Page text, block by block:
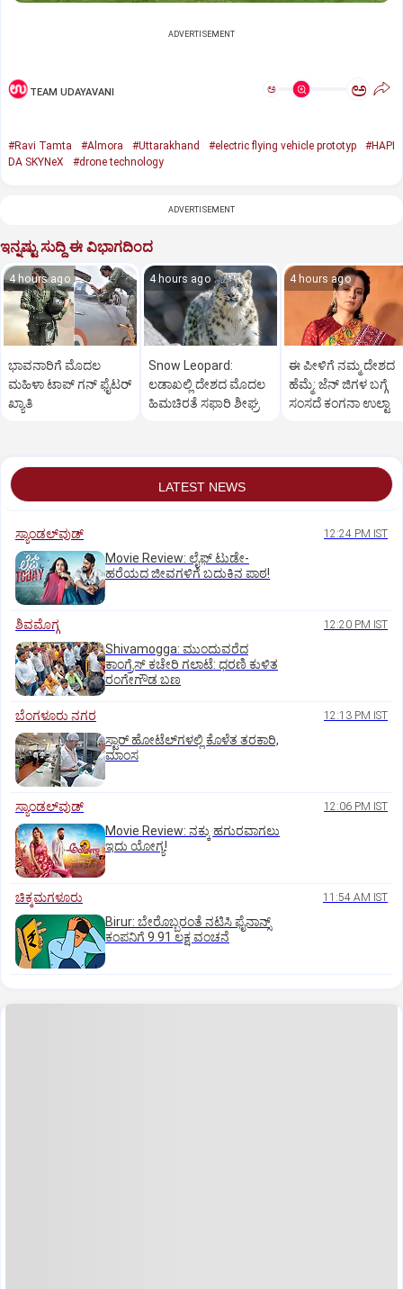
ADVERTISEMENT
TEAM UDAYAVANI ಅ ಅ
#Ravi Tamta #Almora #Uttarakhand #electric flying vehicle prototyp
#HAPI
DA SKYNeX
#drone technology
ADVERTISEMENT
ಇನ್ನಷ್ಟು ಸುದ್ದಿ ಈ ವಿಭಾಗದಿಂದ
4 hours ago
ಭಾವನಾರಿಗೆ ಮೊದಲ
ಮಹಿಳಾ ಟಾಪ್‌ ಗನ್‌ ಫೈಟರ್‌
ಖ್ಯಾತಿ
4 hours ago
Snow Leopard:
ಲಡಾಖಲ್ಲಿ ದೇಶದ ಮೊದಲ
ಹಿಮಚಿರತೆ ಸಫಾರಿ ಶೀಘ್ರ
4 hours ago
ಈ ಪೀಳಿಗೆ ನಮ್ಮ ದೇಶದ
ಹೆಮ್ಮೆ: ಜೆನ್‌ ಜಿಗಳ ಬಗ್ಗೆ
ಸಂಸದೆ ಕಂಗನಾ ಉಲ್ಟಾ
LATEST NEWS
ಸ್ಯಾಂಡಲ್‌ವುಡ್‌ 12:24 PM IST
Movie Review: ಲೈಫ್‌ ಟುಡೇ-
ಹರೆಯದ ಜೀವಗಳಿಗೆ ಬದುಕಿನ ಪಾಠ!
ಶಿವಮೊಗ್ಗ 12:20 PM IST
Shivamogga: ಮುಂದುವರೆದ
ಕಾಂಗ್ರೆಸ್ ಕಚೇರಿ ಗಲಾಟೆ: ಧರಣಿ ಕುಳಿತ
ರಂಗೇಗೌಡ ಬಣ
ಬೆಂಗಳೂರು ನಗರ 12:13 PM IST
ಸ್ಟಾರ್‌ ಹೋಟೆಲ್‌ಗ‌ಳಲ್ಲಿ ಕೊಳೆತ ತರಕಾರಿ,
ಮಾಂಸ
ಸ್ಯಾಂಡಲ್‌ವುಡ್‌ 12:06 PM IST
Movie Review: ನಕ್ಕು ಹಗುರವಾಗಲು
ಇದು ಯೋಗ್ಯ!
ಚಿಕ್ಕಮಗಳೂರು 11:54 AM IST
Birur: ಬೇರೊಬ್ಬರಂತೆ ನಟಿಸಿ ಫೈನಾನ್ಸ್
ಕಂಪನಿಗೆ 9.91 ಲಕ್ಷ ವಂಚನೆ